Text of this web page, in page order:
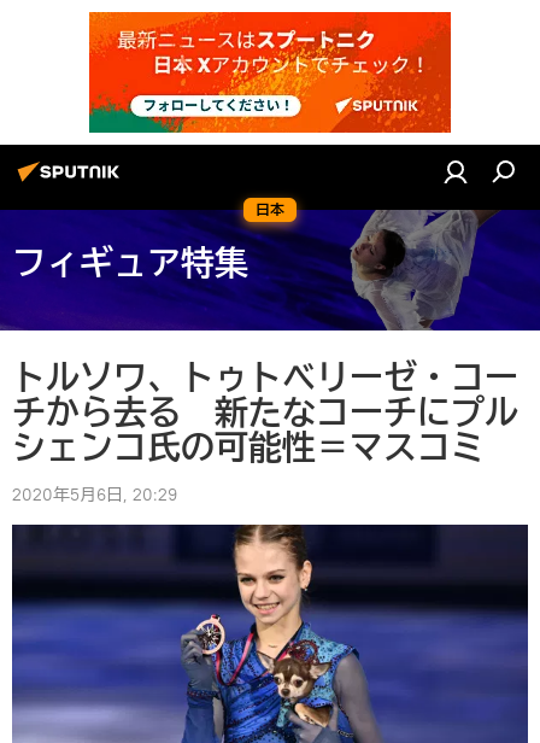
日本
フィギュア特集
トルソワ、トゥトベリーゼ・コー
チから去る 新たなコーチにプル
シェンコ氏の可能性＝マスコミ
2020年5月6日, 20:29